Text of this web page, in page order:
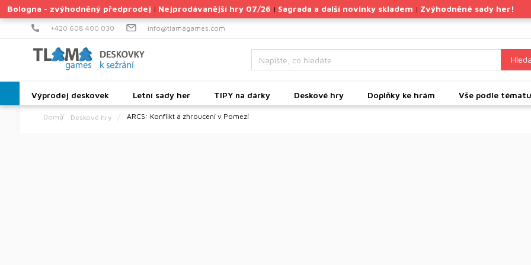
Přejít
na
Bologna - zvýhodněný předprodej | Nejprodávanější hry 07/26 | Sagrada a další novinky skladem | Zvýhodněné sady her!
+420 608 400 030 info@tlamagames.com
Výprodej deskovek Letní sady her TIPY na dárky Deskové hry Doplňky ke hrám Vše podle tématu
DomůDeskové hry ARCS: Konflikt a zhroucení v Pomezí